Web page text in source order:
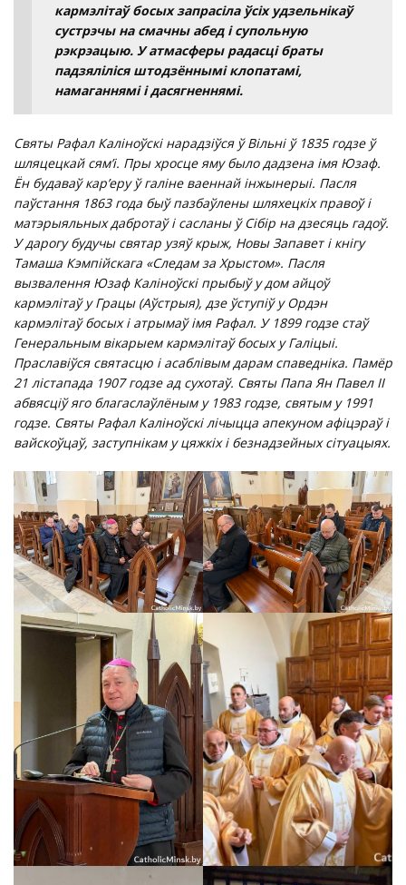
кармэлітаў босых запрасіла ўсіх удзельнікаў
сустрэчы на смачны абед і супольную
рэкрэацыю. У атмасферы радасці браты
падзяліліся штодзённымі клопатамі,
намаганнямі і дасягненнямі.
Святы Рафал Каліноўскі нарадзіўся ў Вільні ў 1835 годзе ў
шляцецкай сям’і. Пры хросце яму было дадзена імя Юзаф.
Ён будаваў кар’еру ў галіне ваеннай інжынерыі. Пасля
паўстання 1863 года быў пазбаўлены шляхецкіх правоў і
матэрыяльных дабротаў і сасланы ў Сібір на дзесяць гадоў.
У дарогу будучы святар узяў крыж, Новы Запавет i кнігу
Тамаша Кэмпійскага «Следам за Хрыстом». Пасля
вызвалення Юзаф Каліноўскі прыбыў у дом айцоў
кармэлітаў у Грацы (Аўстрыя), дзе ўступіў у Ордэн
кармэлітаў босых і атрымаў імя Рафал. У 1899 годзе стаў
Генеральным вікарыем кармэлітаў босых у Галіцыі.
Праславіўся святасцю і асаблівым дарам спаведніка. Памёр
21 лістапада 1907 годзе ад сухотаў. Святы Папа Ян Павел ІІ
абвясціў яго благаслаўлёным у 1983 годзе, святым у 1991
годзе. Святы Рафал Каліноўскі лічыцца апекуном афіцэраў і
вайскоўцаў, заступнікам у цяжкіх і безнадзейных сітуацыях.